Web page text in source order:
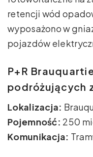
retencji wód
wyposażono w
pojazdów
P+R
podróżujących
Lokalizacja:
Pojemność: 250
Komunikacja: